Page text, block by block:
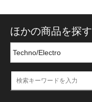
ほかの商品を探す